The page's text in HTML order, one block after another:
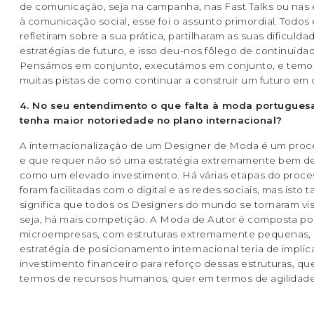
de comunicação, seja na campanha, nas Fast Talks ou nas
à comunicação social, esse foi o assunto primordial. Todos
refletiram sobre a sua prática, partilharam as suas
estratégias de futuro, e isso deu-nos fôlego de
Pensámos em conjunto, executámos em conjunto, e
muitas pistas de como continuar a construir um futuro em
4. No seu entendimento o que falta à moda
tenha maior notoriedade no plano internacional?
A internacionalização de um Designer de Moda é um
e que requer não só uma estratégia extremamente bem
como um elevado investimento. Há várias etapas do
foram facilitadas com o digital e as redes sociais, mas isto
significa que todos os Designers do mundo se tornaram
seja, há mais competição. A Moda de Autor é composta
microempresas, com estruturas extremamente pequenas,
estratégia de posicionamento internacional teria de
investimento financeiro para reforço dessas estruturas,
termos de recursos humanos, quer em termos de